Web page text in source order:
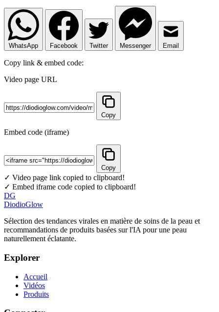
WhatsApp Facebook Twitter Messenger Email
Copy link & embed code:
Video page URL
Copy
Embed code (iframe)
Copy
✓ Video page link copied to clipboard!
✓ Embed iframe code copied to clipboard!
DG
DiodioGlow
Sélection des tendances virales en matière de soins de la peau et
recommandations de produits basées sur l'IA pour une peau
naturellement éclatante.
Explorer
Accueil
Vidéos
Produits